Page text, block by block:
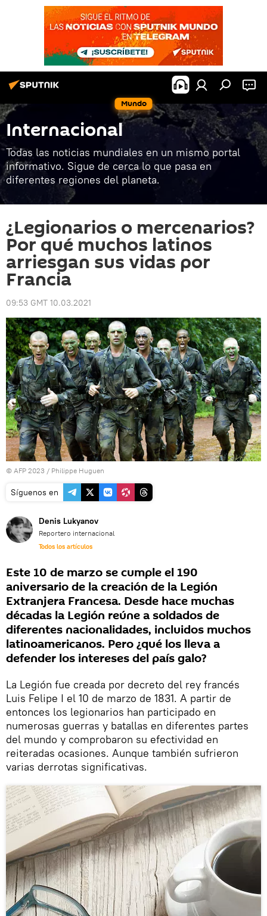
Mundo
Internacional
Todas las noticias mundiales en un mismo portal
informativo. Sigue de cerca lo que pasa en
diferentes regiones del planeta.
¿Legionarios o mercenarios?
Por qué muchos latinos
arriesgan sus vidas por
Francia
09:53 GMT 10.03.2021
© AFP 2023 / Philippe Huguen
Síguenos en
Denis Lukyanov
Reportero internacional
Todos los artículos
Este 10 de marzo se cumple el 190
aniversario de la creación de la Legión
Extranjera Francesa. Desde hace muchas
décadas la Legión reúne a soldados de
diferentes nacionalidades, incluidos muchos
latinoamericanos. Pero ¿qué los lleva a
defender los intereses del país galo?
La Legión fue creada por decreto del rey francés
Luis Felipe I el 10 de marzo de 1831. A partir de
entonces los legionarios han participado en
numerosas guerras y batallas en diferentes partes
del mundo y comprobaron su efectividad en
reiteradas ocasiones. Aunque también sufrieron
varias derrotas significativas.